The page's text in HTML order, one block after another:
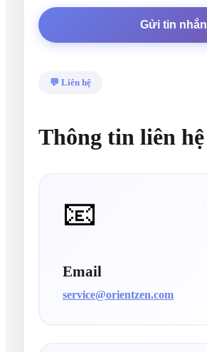
Gửi tin nhắn
💬 Liên hệ
Thông tin liên hệ
📧
Email
service@orientzen.com